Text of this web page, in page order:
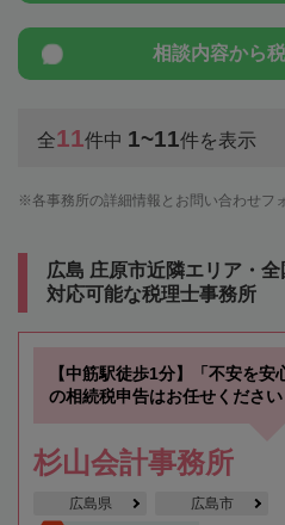
相談内容から
全11件中 1~11件を表示
各事務所の詳細情報とお問い合わせフ
広島 庄原市近隣エリア・
対応可能な税理士事務所
【中筋駅徒歩1分】「不安を
の相続税申告はお任せください
杉山会計事務所
広島県 広島市